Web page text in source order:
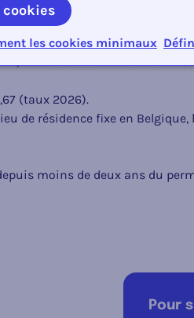
avec une limitation de
(taux 2026).
de résidence fixe en
moins de deux ans du
Pour
les cookies minimaux